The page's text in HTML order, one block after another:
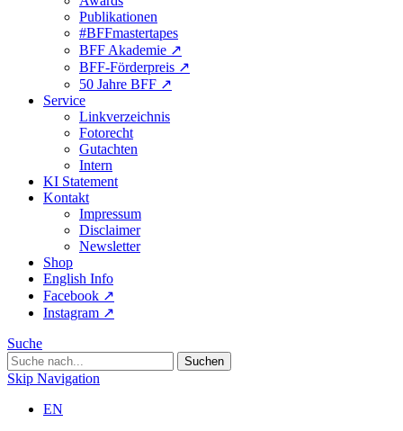
Publikationen
#BFFmastertapes
BFF Akademie ↗︎
BFF-Förderpreis ↗︎
50 Jahre BFF ↗︎
Service
Linkverzeichnis
Fotorecht
Gutachten
Intern
KI Statement
Kontakt
Impressum
Disclaimer
Newsletter
Shop
English Info
Facebook ↗︎
Instagram ↗︎
Suche
Skip Navigation
EN